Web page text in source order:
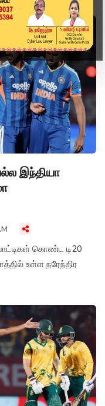
இந்தியா
கொண்ட டி20
உள்ள நரேந்திர